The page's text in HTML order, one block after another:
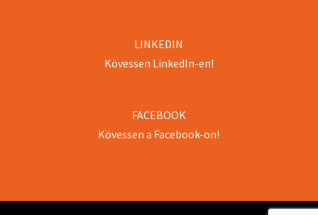
LINKEDIN
Kövessen LinkedIn-en!
FACEBOOK
Kövessen a Facebook-on!